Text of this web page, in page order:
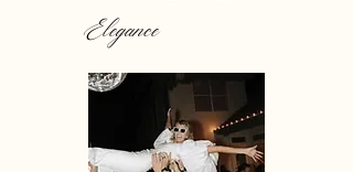
Elegance